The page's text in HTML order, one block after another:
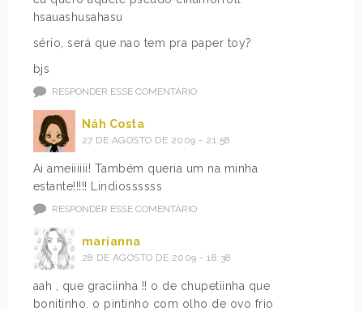
hsauashusahasu
sério, será que nao tem pra paper toy?
bjs
RESPONDER ESSE COMENTÁRIO
Náh Costa
27 DE AGOSTO DE 2009 - 21:58
Ai ameiiiiii! Também queria um na minha
estante!!!!! Lindiossssss
RESPONDER ESSE COMENTÁRIO
marianna
28 DE AGOSTO DE 2009 - 18:38
aah , que graciinha !! o de chupetiinha que
bonitinho. o pintinho com olho de ovo frio